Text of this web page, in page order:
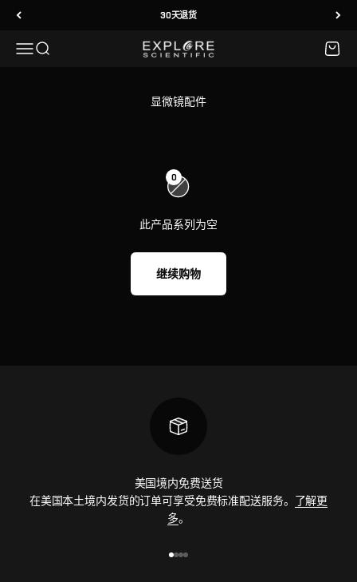
跳转到内容 30天退货
菜单搜索 Explore Scientific 购物车
0
此产品系列为空
继续购物
美国境内免费送货
在美国本土境内发货的订单可享受免费标准配送服务。 了解更
多。